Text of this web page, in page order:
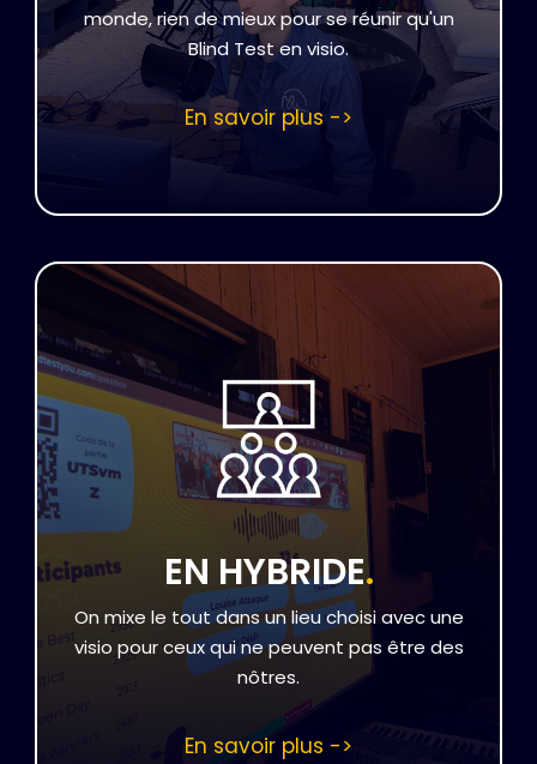
monde, rien de mieux pour se réunir qu'un
Blind Test en visio.
En savoir plus ->
EN HYBRIDE.
On mixe le tout dans un lieu choisi avec une
visio pour ceux qui ne peuvent pas être des
nôtres.
En savoir plus ->